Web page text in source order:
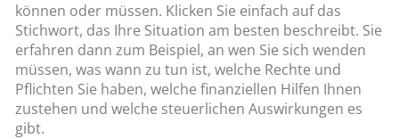
können oder müssen. Klicken Sie einfach auf das
Stichwort, das Ihre Situation am besten beschreibt. Sie
erfahren dann zum Beispiel, an wen Sie sich wenden
müssen, was wann zu tun ist, welche Rechte und
Pflichten Sie haben, welche finanziellen Hilfen Ihnen
zustehen und welche steuerlichen Auswirkungen es
gibt.